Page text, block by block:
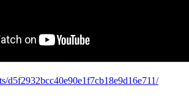
d5f2932bcc40e90e1f7cb18e9d16e711/